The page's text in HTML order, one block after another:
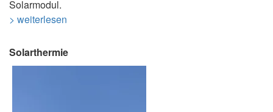
Solarmodul.
> weiterlesen
Solarthermie